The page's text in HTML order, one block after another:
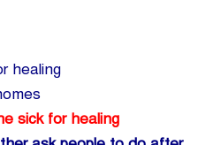
healing
sick for healing